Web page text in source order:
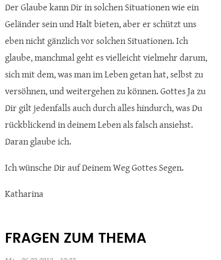
Der Glaube kann Dir in solchen Situationen wie ein
Geländer sein und Halt bieten, aber er schützt uns
eben nicht gänzlich vor solchen Situationen. Ich
glaube, manchmal geht es vielleicht vielmehr darum,
sich mit dem, was man im Leben getan hat, selbst zu
versöhnen, und weitergehen zu können. Gottes Ja zu
Dir gilt jedenfalls auch durch alles hindurch, was Du
rückblickend in deinem Leben als falsch ansiehst.
Daran glaube ich.
Ich wünsche Dir auf Deinem Weg Gottes Segen.
Katharina
FRAGEN ZUM THEMA